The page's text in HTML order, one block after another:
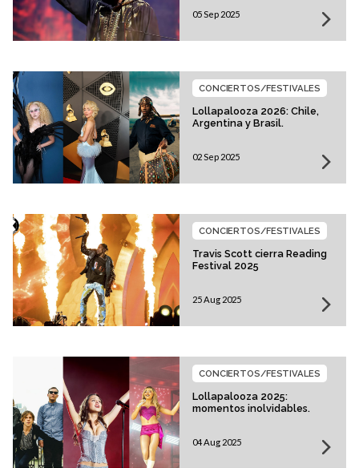
05 Sep 2025
Lollapalooza 2026: Chile,
Argentina y Brasil.
CONCIERTOS/FESTIVALES
02 Sep 2025
Travis Scott cierra Reading
Festival 2025
CONCIERTOS/FESTIVALES
25 Aug 2025
Lollapalooza 2025:
momentos inolvidables.
CONCIERTOS/FESTIVALES
04 Aug 2025